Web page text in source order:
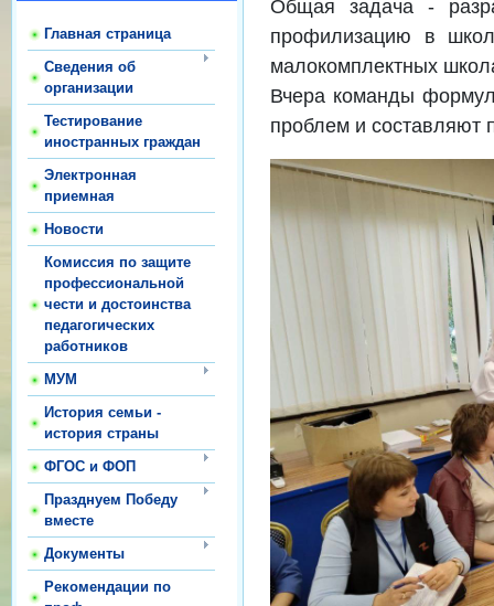
Главная страница
Сведения об
организации
Тестирование
иностранных граждан
Электронная
приемная
Новости
Комиссия по защите
профессиональной
чести и достоинства
педагогических
работников
МУМ
История семьи -
история страны
ФГОС и ФОП
Празднуем Победу
вместе
Документы
Рекомендации по
Общая задача -
профилизацию в
малокомплектных
Вчера команды
проблем и составляют